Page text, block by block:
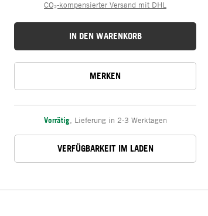
CO₂-kompensierter Versand mit DHL
IN DEN WARENKORB
MERKEN
Vorrätig, Lieferung in 2-3 Werktagen
VERFÜGBARKEIT IM LADEN